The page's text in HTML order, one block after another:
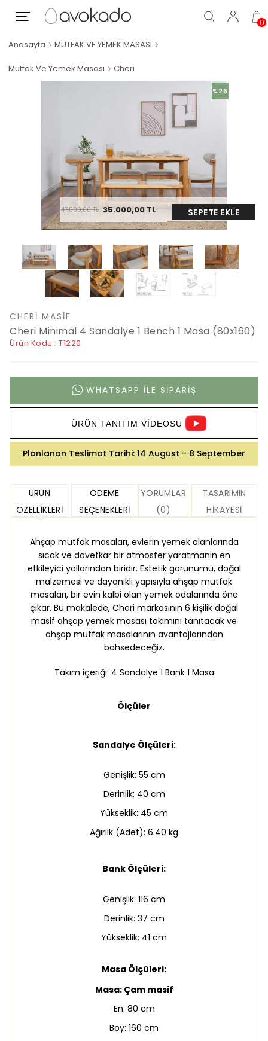
0
Anasayfa MUTFAK VE YEMEK MASASI
Mutfak Ve Yemek Masası Cheri
47.000,00TL 35.000,00TL SEPETE EKLE
%26
CHERI MASIF
Cheri Minimal 4 Sandalye 1 Bench 1 Masa (80x160)
Ürün Kodu : T1220
WHATSAPP ILE SIPARIŞ
ÜRÜN TANITIM VİDEOSU
Planlanan Teslimat Tarihi: 14 August - 8 September
ÜRÜN
ÖZELLIKLERI
ÖDEME
SEÇENEKLERI
YORUMLAR
(0)
TASARIMIN
HIKAYESI
Ahşap mutfak masaları, evlerin yemek alanlarında
sıcak ve davetkar bir atmosfer yaratmanın en
etkileyici yollarından biridir. Estetik görünümü, doğal
malzemesi ve dayanıklı yapısıyla ahşap mutfak
masaları, bir evin kalbi olan yemek odalarında öne
çıkar. Bu makalede, Cheri markasının 6 kişilik doğal
masif ahşap yemek masası takımını tanıtacak ve
ahşap mutfak masalarının avantajlarından
bahsedeceğiz.
Takım içeriği: 4 Sandalye 1 Bank 1 Masa
Ölçüler
Sandalye Ölçüleri:
Genişlik: 55 cm
Derinlik: 40 cm
Yükseklik: 45 cm
Ağırlık (Adet): 6.40 kg
Bank Ölçüleri:
Genişlik: 116 cm
Derinlik: 37 cm
Yükseklik: 41 cm
Masa Ölçüleri:
Masa: Çam masif
En: 80 cm
Boy: 160 cm